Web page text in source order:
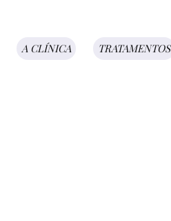
A CLÍNICA TRATAMENTOS